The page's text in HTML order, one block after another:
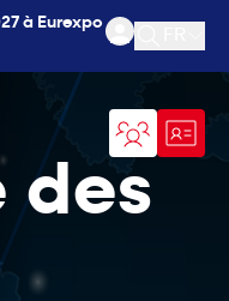
à Eurexpo
Ouvrir
des